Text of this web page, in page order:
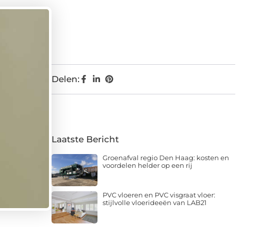
Delen:
Laatste Bericht
Groenafval regio Den Haag: kosten en
voordelen helder op een rij
PVC vloeren en PVC visgraat vloer:
stijlvolle vloerideeën van LAB21